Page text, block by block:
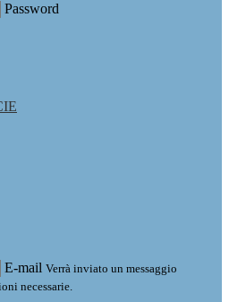
Password
E-mail Verrà inviato un messaggio
necessarie.